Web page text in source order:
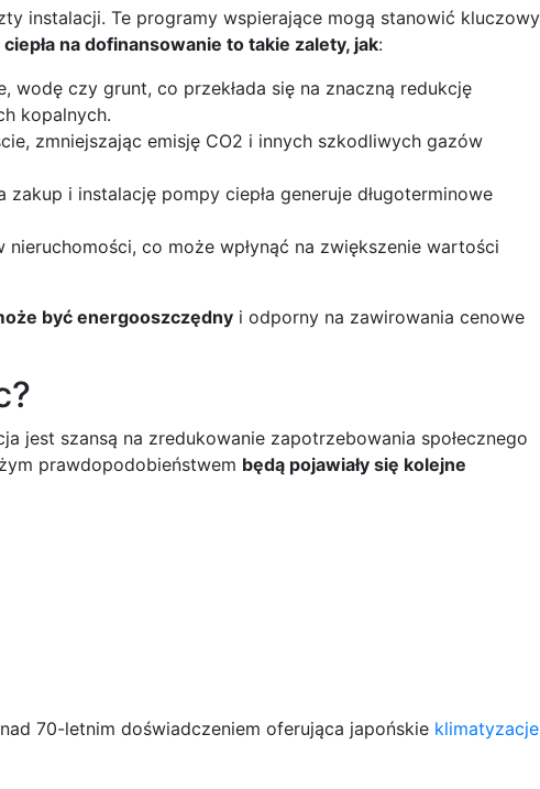
instalacji. Te programy wspierające mogą stanowić kluczowy
na dofinansowanie to takie zalety, jak:
wodę czy grunt, co przekłada się na znaczną redukcję
kopalnych.
zmniejszając emisję CO2 i innych szkodliwych gazów
i instalację pompy ciepła generuje długoterminowe
co może wpłynąć na zwiększenie wartości
być energooszczędny i odporny na zawirowania cenowe
jest szansą na zredukowanie zapotrzebowania społecznego
prawdopodobieństwem będą pojawiały się kolejne
70-letnim doświadczeniem oferująca japońskie klimatyzacje